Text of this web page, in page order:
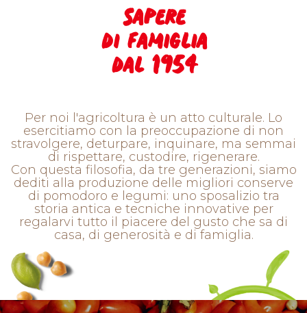
Sapere
di famiglia
dal 1954
Per noi l'agricoltura è un atto culturale. Lo
esercitiamo con la preoccupazione di non
stravolgere, deturpare, inquinare, ma semmai
di rispettare, custodire, rigenerare.
Con questa filosofia, da tre generazioni, siamo
dediti alla produzione delle migliori conserve
di pomodoro e legumi: uno sposalizio tra
storia antica e tecniche innovative per
regalarvi tutto il piacere del gusto che sa di
casa, di generosità e di famiglia.